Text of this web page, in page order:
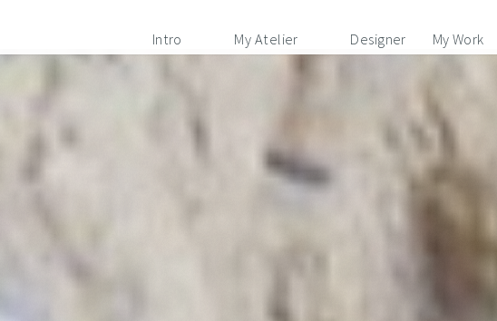
Intro My Atelier Designer My Work